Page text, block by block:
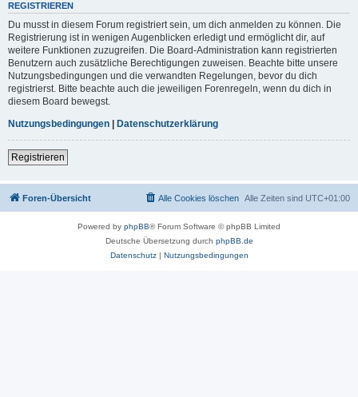
REGISTRIEREN
Du musst in diesem Forum registriert sein, um dich anmelden zu können. Die
Registrierung ist in wenigen Augenblicken erledigt und ermöglicht dir, auf
weitere Funktionen zuzugreifen. Die Board-Administration kann registrierten
Benutzern auch zusätzliche Berechtigungen zuweisen. Beachte bitte unsere
Nutzungsbedingungen und die verwandten Regelungen, bevor du dich
registrierst. Bitte beachte auch die jeweiligen Forenregeln, wenn du dich in
diesem Board bewegst.
Nutzungsbedingungen | Datenschutzerklärung
Registrieren
Foren-Übersicht Alle Zeiten sind UTC+01:00
Alle Cookies löschen
Powered by phpBB® Forum Software © phpBB Limited
Deutsche Übersetzung durch phpBB.de
Datenschutz| Nutzungsbedingungen